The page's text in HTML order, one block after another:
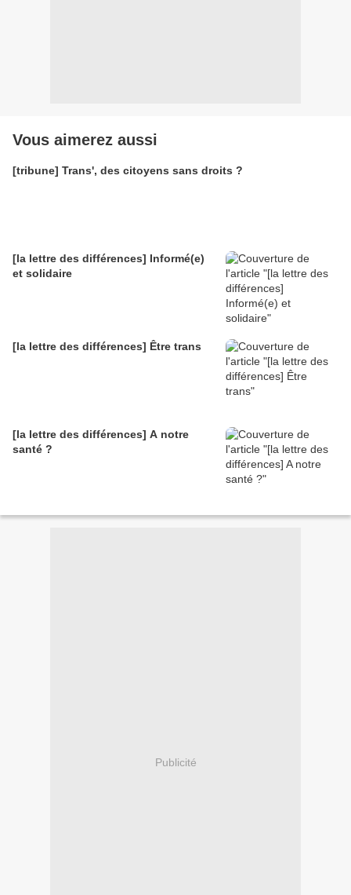
Vous aimerez aussi
[tribune] Trans', des citoyens sans droits ?
[la lettre des différences] Informé(e)
et solidaire
[la lettre des différences] Être trans
[la lettre des différences] A notre
santé ?
Publicité